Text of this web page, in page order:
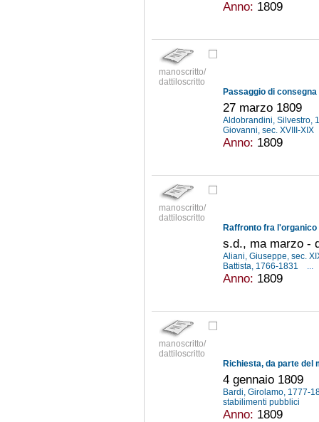
Anno: 1809
manoscritto/
dattiloscritto
27 marzo 1809
Aldobrandini, Silvestro,
Giovanni, sec. XVIII-XIX
Anno: 1809
manoscritto/
dattiloscritto
s.d., ma marzo -
Aliani, Giuseppe, sec.
Battista, 1766-1831
...
Anno: 1809
manoscritto/
dattiloscritto
4 gennaio 1809
Bardi, Girolamo, 1777-
stabilimenti pubblici
Anno: 1809